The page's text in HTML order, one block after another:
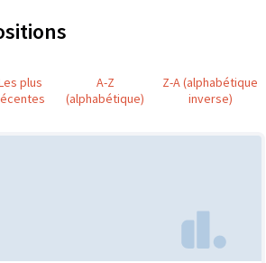
plus
A-Z
(alphabétique)
Z-A (alphabétique
inverse)